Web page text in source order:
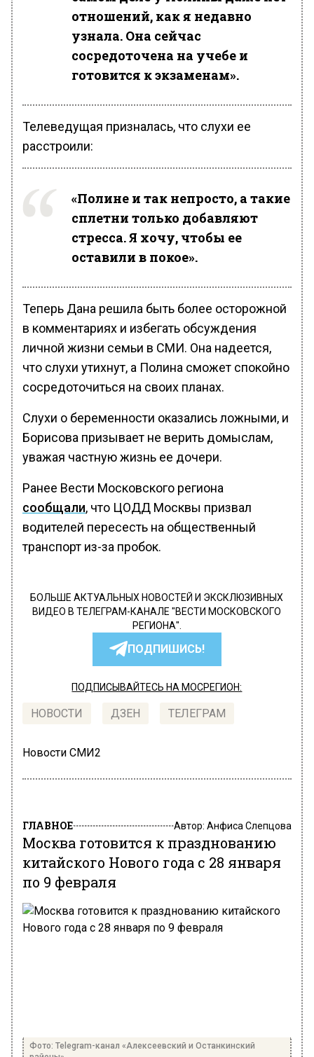
отношений, как я недавно
узнала. Она сейчас
сосредоточена на учебе и
готовится к экзаменам».
Телеведущая призналась, что слухи ее
расстроили:
«Полине и так непросто, а такие
сплетни только добавляют
стресса. Я хочу, чтобы ее
оставили в покое».
Теперь Дана решила быть более осторожной
в комментариях и избегать обсуждения
личной жизни семьи в СМИ. Она надеется,
что слухи утихнут, а Полина сможет спокойно
сосредоточиться на своих планах.
Слухи о беременности оказались ложными, и
Борисова призывает не верить домыслам,
уважая частную жизнь ее дочери.
Ранее Вести Московского региона
сообщали, что ЦОДД Москвы призвал
водителей пересесть на общественный
транспорт из-за пробок.
БОЛЬШЕ АКТУАЛЬНЫХ НОВОСТЕЙ И ЭКСКЛЮЗИВНЫХ
ВИДЕО В ТЕЛЕГРАМ-КАНАЛЕ "ВЕСТИ МОСКОВСКОГО
РЕГИОНА".
ПОДПИШИСЬ!
ПОДПИСЫВАЙТЕСЬ НА МОСРЕГИОН:
НОВОСТИ ДЗЕН ТЕЛЕГРАМ
Новости СМИ2
ГЛАВНОЕ Автор: Анфиса Слепцова
Москва готовится к празднованию
китайского Нового года с 28 января
по 9 февраля
Фото: Telegram-канал «Алексеевский и Останкинский